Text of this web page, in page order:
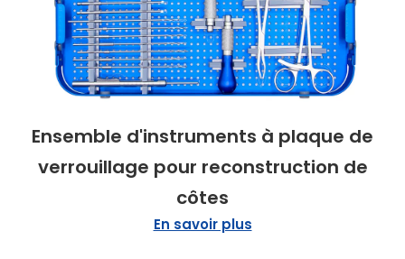
Ensemble d'instruments à plaque de
verrouillage pour reconstruction de
côtes
En savoir plus